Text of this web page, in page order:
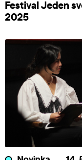
Festival Jeden
2025